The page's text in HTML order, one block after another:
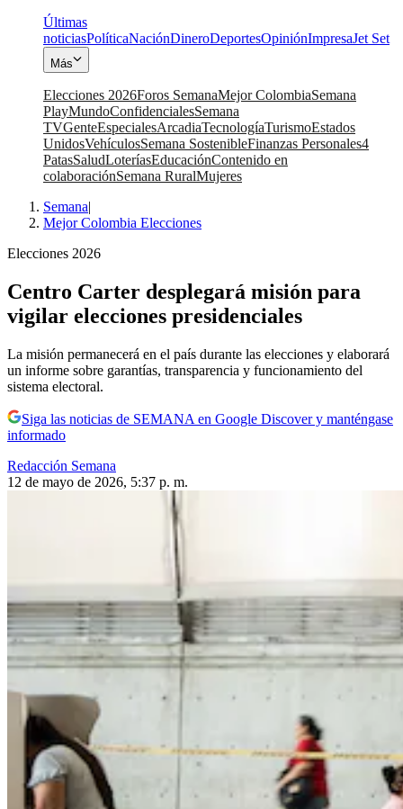
Últimas
noticiasPolíticaNaciónDineroDeportesOpiniónImpresaJet Set
Más
Elecciones 2026Foros SemanaMejor ColombiaSemana
PlayMundoConfidencialesSemana
TVGenteEspecialesArcadiaTecnologíaTurismoEstados
UnidosVehículosSemana SostenibleFinanzas Personales4
PatasSaludLoteríasEducaciónContenido en
colaboraciónSemana RuralMujeres
Semana|
Mejor Colombia Elecciones
Elecciones 2026
Centro Carter desplegará misión para
vigilar elecciones presidenciales
La misión permanecerá en el país durante las elecciones y elaborará
un informe sobre garantías, transparencia y funcionamiento del
sistema electoral.
Siga las noticias de SEMANA en Google Discover y manténgase
informado
Redacción Semana
12 de mayo de 2026, 5:37 p. m.